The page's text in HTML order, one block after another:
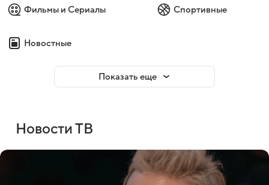
Фильмы и Сериалы Спортивные
Новостные
Показать еще
Новости ТВ